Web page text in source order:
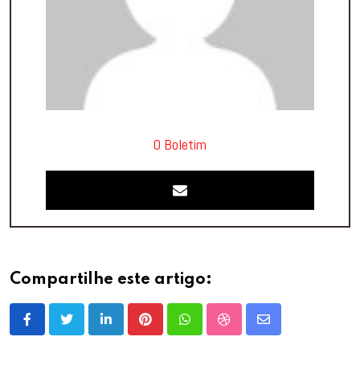
O Boletim
Compartilhe este artigo:
LinkedInPinterestWhatsappStumbleUpon
Share